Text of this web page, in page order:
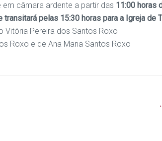
câmara ardente a partir das 11:00 horas
transitará pelas 15:30 horas para a Igreja de
Vitória Pereira dos Santos Roxo
Roxo e de Ana Maria Santos Roxo